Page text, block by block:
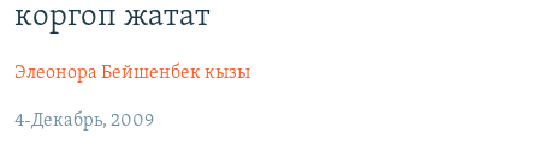
ЭКОНОМИКА
МАДАНИЯТ
БОРБОР АЗИЯ
УКРАИНА
АТАЙЫН ИЛИКТӨӨ
ТВ ПРОГРАММАЛАР
коргоп жатат
Элеонора Бейшенбек кызы
4-Декабрь, 2009